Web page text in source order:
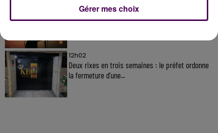
11 juillet 2026
Inscrivez-vous au casting The Voice & The Voice
12h02
Deux rixes en trois semaines : le préfet ordonne
la fermeture d'une...
Gérer mes choix